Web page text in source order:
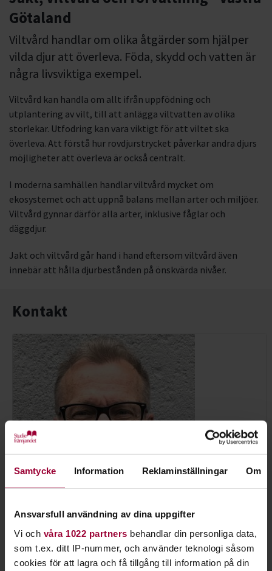
Samtycke Information Reklaminställningar Om
Ansvarsfull användning av dina uppgifter
Vi och våra 1022 partners behandlar din personliga data,
som t.ex. ditt IP-nummer, och använder teknologi såsom
cookies för att lagra och få tillgång till information på din
Götaland
Viltvård handlar om olika åtgärder som hjälper
vilda djur att överleva. Föda, skydd och vatten är
några livsviktiga exempel.
Viltvård kan handla om allt ifrån uppfödning och
utplantering av vilt, till att anlägga viltvatten av olika
storlekar. Utfodring kan vara viktigt för att viltet ska
överleva. Att förstå hur rovdjurstrycket påverkar andra djurs
möjligheter att överleva är också centralt.
I moderna samhällen handlar viltvård mycket om
ekosystemet och att uppnå balans mellan arter och miljöer.
Viltvård gynnar därför alla arter, inklusive fåglar och
däggdjur.
Jakt och viltvård går hand i hand eftersom viltvård även
innebär att hålla djurbestånden på önskvärda nivåer.
Kontakt
Paavo Väyrynen
Tf Enhetschef, Profilområdesansvarig Natur
Skicka e-post